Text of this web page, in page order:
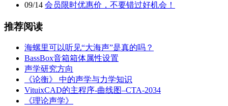
09/14 会员限时优惠价，不要错过好机会！
推荐阅读
海螺里可以听见“大海声”是真的吗？
BassBox音箱箱体属性设置
声学研究方向
《论衡》 中的声学与力学知识
VituixCAD的主程序-曲线图–CTA-2034
《理论声学》